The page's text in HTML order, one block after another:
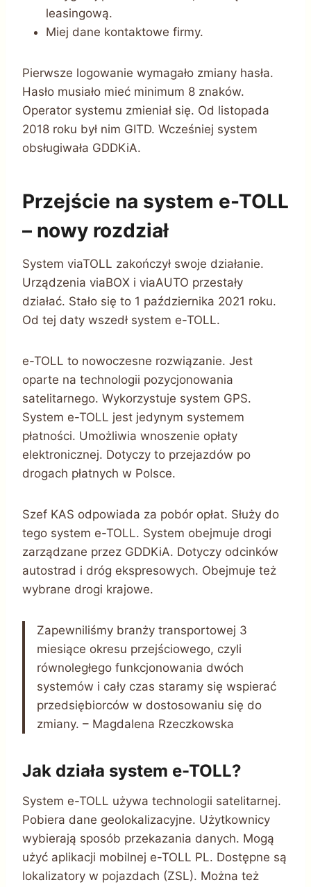
leasingową.
Miej dane kontaktowe firmy.
Pierwsze logowanie wymagało zmiany hasła.
Hasło musiało mieć minimum 8 znaków.
Operator systemu zmieniał się. Od listopada
2018 roku był nim GITD. Wcześniej system
obsługiwała GDDKiA.
Przejście na system e-TOLL
– nowy rozdział
System viaTOLL zakończył swoje działanie.
Urządzenia viaBOX i viaAUTO przestały
działać. Stało się to 1 października 2021 roku.
Od tej daty wszedł system e-TOLL.
e-TOLL to nowoczesne rozwiązanie. Jest
oparte na technologii pozycjonowania
satelitarnego. Wykorzystuje system GPS.
System e-TOLL jest jedynym systemem
płatności. Umożliwia wnoszenie opłaty
elektronicznej. Dotyczy to przejazdów po
drogach płatnych w Polsce.
Szef KAS odpowiada za pobór opłat. Służy do
tego system e-TOLL. System obejmuje drogi
zarządzane przez GDDKiA. Dotyczy odcinków
autostrad i dróg ekspresowych. Obejmuje też
wybrane drogi krajowe.
Zapewniliśmy branży transportowej 3
miesiące okresu przejściowego, czyli
równoległego funkcjonowania dwóch
systemów i cały czas staramy się wspierać
przedsiębiorców w dostosowaniu się do
zmiany. – Magdalena Rzeczkowska
Jak działa system e-TOLL?
System e-TOLL używa technologii satelitarnej.
Pobiera dane geolokalizacyjne. Użytkownicy
wybierają sposób przekazania danych. Mogą
użyć aplikacji mobilnej e-TOLL PL. Dostępne są
lokalizatory w pojazdach (ZSL). Można też